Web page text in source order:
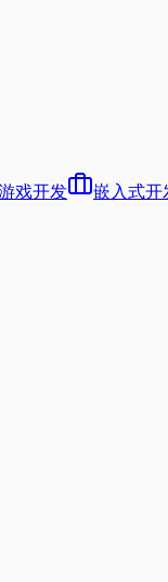
戏开发 嵌入式开